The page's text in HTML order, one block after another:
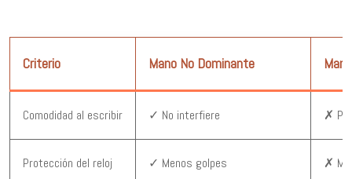
Criterio Mano No Dominante
Comodidad al escribir ✓ No interfiere ✗
Protección del reloj ✓ Menos golpes ✗